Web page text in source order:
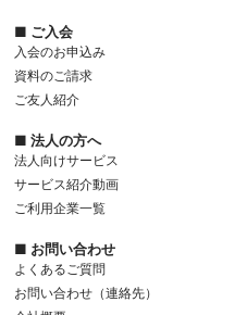
■ ご入会
入会のお申込み
資料のご請求
ご友人紹介
■ 法人の方へ
法人向けサービス
サービス紹介動画
ご利用企業一覧
■ お問い合わせ
よくあるご質問
お問い合わせ（連絡先）